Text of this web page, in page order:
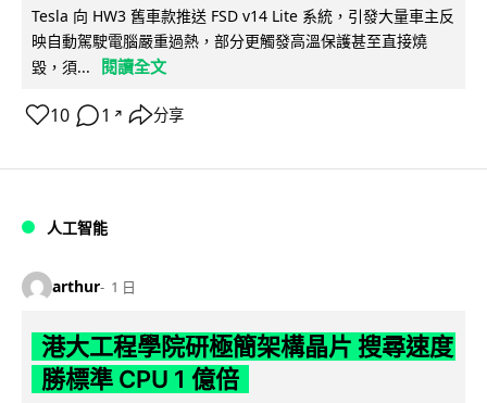
Tesla 向 HW3 舊車款推送 FSD v14 Lite 系統，引發大量車主反
映自動駕駛電腦嚴重過熱，部分更觸發高溫保護甚至直接燒
毀，須...
閱讀全文
10 1 ↗ 分享
人工智能
arthur 1 日
港大工程學院研極簡架構晶片 搜尋速度
勝標準 CPU 1 億倍